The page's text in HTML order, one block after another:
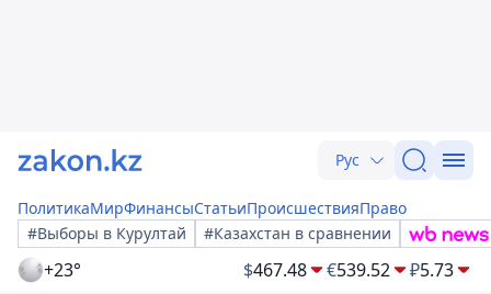
Рус
ПолитикаМирФинансыСтатьиПроисшествияПраво
#Выборы в Курултай
#Казахстан в сравнении
+23° $467.48 €539.52 ₽5.73